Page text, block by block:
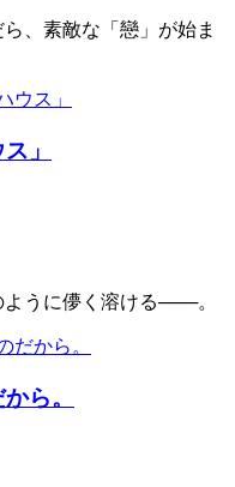
、素敵な「戀」が始ま
」
うに儚く溶ける───。
ら。